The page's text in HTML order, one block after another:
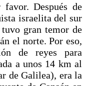
Después de
israelita del sur
gran temor de
el norte. Por eso,
de reyes para
a unos 14 km al
de Galilea), era la